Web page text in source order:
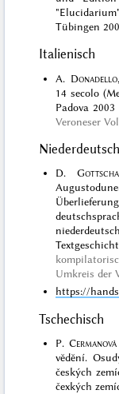
Tübingen
Italienisch
A. Donadello
14 secolo
Padova 2003
Veroneser
Niederdeutsch
D.
Umkreis der
https://
Tschechisch
P. Cermanová
vĕdĕní.
českých
čexkých